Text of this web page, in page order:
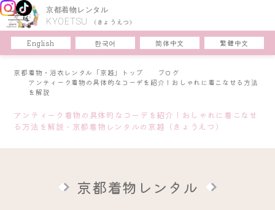
京都着物レンタル
KYOETSU (きょうえつ)
English 한국어 简体中文 繁體中文
京都着物・浴衣レンタル「京越」トップ
ブログ
アンティーク着物の具体的なコーデを紹介！おしゃれに着こなせる方法
を解説
アンティーク着物の具体的なコーデを紹介！おしゃれに着こなせ
る方法を解説 - 京都着物レンタルの京越（きょうえつ）
京都着物レンタル